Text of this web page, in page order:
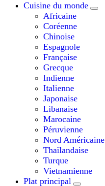
Cuisine du monde
Africaine
Coréenne
Chinoise
Espagnole
Française
Grecque
Indienne
Italienne
Japonaise
Libanaise
Marocaine
Péruvienne
Nord Américaine
Thaïlandaise
Turque
Vietnamienne
Plat principal